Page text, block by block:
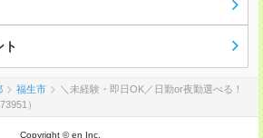
ト
福生市
＼未経験・即日OK／日勤or夜勤選べる！
）
Copyright © en Inc.